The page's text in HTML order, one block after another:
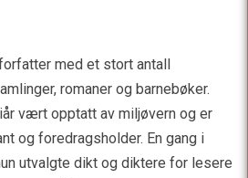
med et stort antall
romaner og barnebøker.
vært opptatt av miljøvern og er
og foredragsholder. En gang i
utvalgte dikt og diktere for lesere